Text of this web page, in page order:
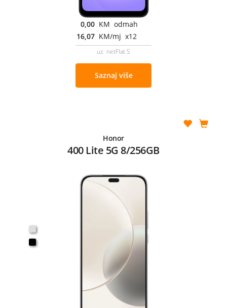
0,00 KM odmah
16,07 KM/mj x12
uz netFlat S
Saznaj više
Honor
400 Lite 5G 8/256GB